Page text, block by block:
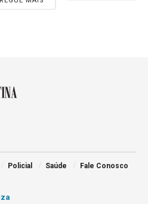
Policial Saúde Fale Conosco